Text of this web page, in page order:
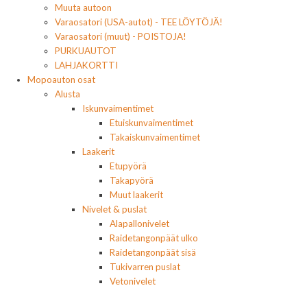
Muuta autoon
Varaosatori (USA-autot) - TEE LÖYTÖJÄ!
Varaosatori (muut) - POISTOJA!
PURKUAUTOT
LAHJAKORTTI
Mopoauton osat
Alusta
Iskunvaimentimet
Etuiskunvaimentimet
Takaiskunvaimentimet
Laakerit
Etupyörä
Takapyörä
Muut laakerit
Nivelet & puslat
Alapallonivelet
Raidetangonpäät ulko
Raidetangonpäät sisä
Tukivarren puslat
Vetonivelet